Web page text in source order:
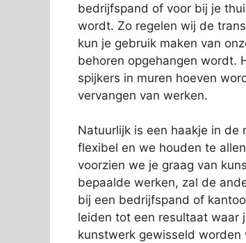
bedrijfspand of voor bij je
wordt. Zo regelen wij de
kun je gebruik maken van
behoren opgehangen wordt.
spijkers in muren hoeven
vervangen van werken.
Natuurlijk is een haakje in
flexibel en we houden te
voorzien we je graag van
bepaalde werken, zal de
bij een bedrijfspand of
leiden tot een resultaat waar
kunstwerk gewisseld